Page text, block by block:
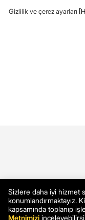
Gizlilik ve çerez ayarları
Sizlere daha iyi hizmet
konumlandırmaktayız.
kapsamında toplanıp
Metnimizi